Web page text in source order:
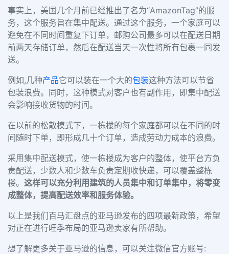
事实上，美国几个月前已经推出了名为“AmazonTag”的服
务，这个服务旨在集中配送。通过这个服务，一个家庭可以
避免在不同时间重复下订单，邮购公司最多可以在配送日期
前两天存储订单，然后在配送当天一次性将所有包裹一同发
送。
例如,几种产品它可以装在一个大的包装这种方法可以节省
包装浪费。同时，这种模式对客户也有副作用，即集中配送
会影响接收货物的时间。
在以前的松散模式下，一栋楼的每个家庭都可以在不同的时
间随时下单，即形成几十个订单，造成劳动力成本的浪费。
采用集中配送模式，使一栋楼成为客户的整体，使平台方负
责配送，少数人和少数车负责定期收快递，可以覆盖整栋
楼。 这样可以充分利用建筑的人员集中和订单集中，将零变
成整体，提高配送效率和服务体验。
以上是我们百马汇盘点的亚马逊发布的四项最新政策，希望
对正在进行旺季布局的亚马逊卖家有所帮助。
想了解更多关于亚马逊的信息，可以关注微信官方账号: